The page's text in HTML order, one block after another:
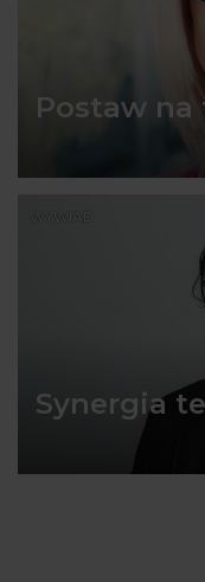
Postaw na
WYWIAD
Synergia